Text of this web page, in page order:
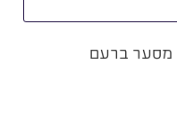
מסער ברעם